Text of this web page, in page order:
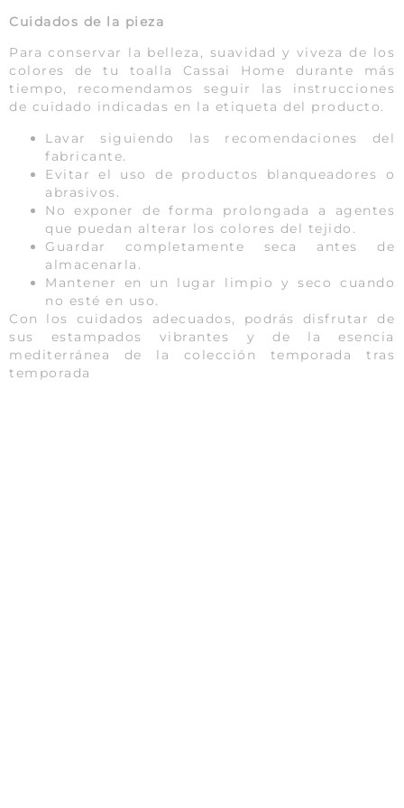
Cuidados de la pieza
Para conservar la belleza, suavidad y viveza de los
colores de tu toalla Cassai Home durante más
tiempo, recomendamos seguir las instrucciones
de cuidado indicadas en la etiqueta del producto.
Lavar siguiendo las recomendaciones del
fabricante.
Evitar el uso de productos blanqueadores o
abrasivos.
No exponer de forma prolongada a agentes
que puedan alterar los colores del tejido.
Guardar completamente seca antes de
almacenarla.
Mantener en un lugar limpio y seco cuando
no esté en uso.
Con los cuidados adecuados, podrás disfrutar de
sus estampados vibrantes y de la esencia
mediterránea de la colección temporada tras
temporada